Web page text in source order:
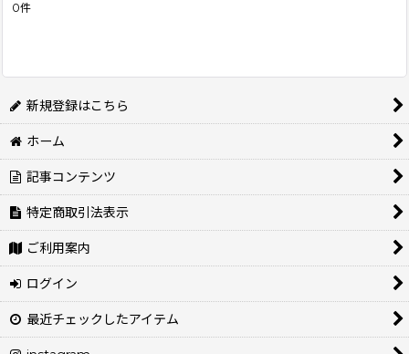
絞り込む
0件
新規登録はこちら
ホーム
記事コンテンツ
特定商取引法表示
ご利用案内
ログイン
最近チェックしたアイテム